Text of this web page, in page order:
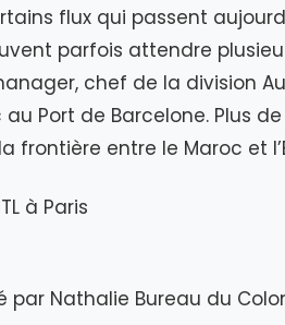
flux qui passent
parfois attendre
chef de la division
Port de Barcelone. Plus de
entre le Maroc et
à Paris
Nathalie Bureau du